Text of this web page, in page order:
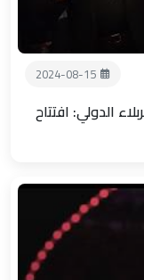
2024-08-15
الدولي: افتتاح